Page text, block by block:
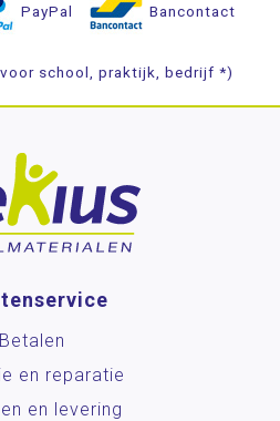
PayPal Bancontact
school, praktijk, bedrijf *)
Betalen
en reparatie
en levering